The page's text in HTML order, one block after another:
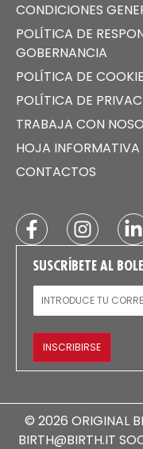
CONDICIONES
POLÍTICA DE
GOBERNANCIA
POLÍTICA DE
POLÍTICA DE
TRABAJA CON
HOJA INFORMATIVA
CONTACTOS
SUSCRÍBETE AL
CORREO
INSCRIBIRSE
© 2026 ORIGINAL
BIRTH@BIRTH.IT